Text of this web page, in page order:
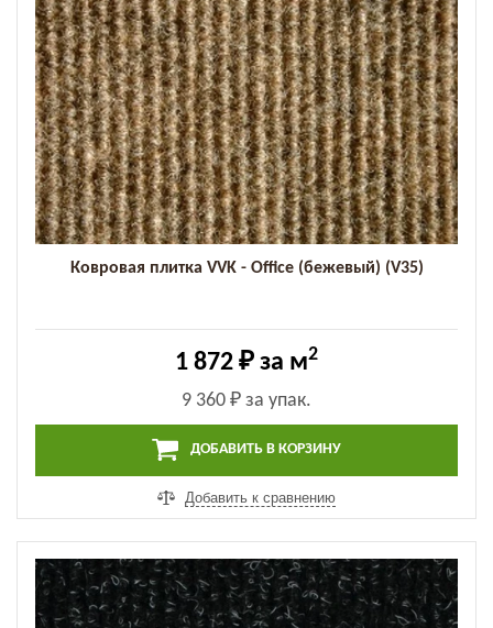
Ковровая плитка VVK - Office (бежевый) (V35)
1 872 ₽ за м2
9 360 ₽ за упак.
ДОБАВИТЬ В КОРЗИНУ
Добавить к сравнению